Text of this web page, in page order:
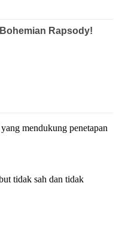
mendukung penetapan
tidak sah dan tidak